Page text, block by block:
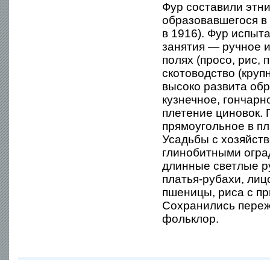
Фур составили
образовавшегося
в 1916). Фур
занятия — ручное
полях (просо, рис,
скотоводство
высоко развита
кузнечное,
плетение
прямоугольное в
Усадьбы с
глинобитными
длинные светлые
платья-рубахи,
пшеницы, риса с
Сохранились
фольклор.